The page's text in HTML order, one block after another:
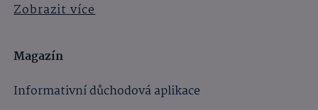
Zobrazit více
Magazín
Informativní důchodová aplikace